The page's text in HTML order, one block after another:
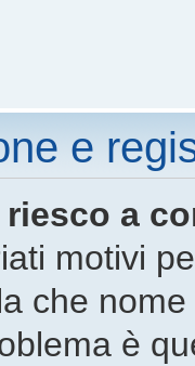
e
riesco a
motivi
che
è